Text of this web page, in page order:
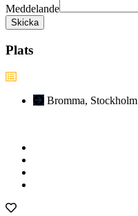
Meddelande
Skicka
Plats
Bromma, Stockholm